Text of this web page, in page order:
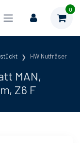
0
HW Nutfräser
MAN,
Z6 F